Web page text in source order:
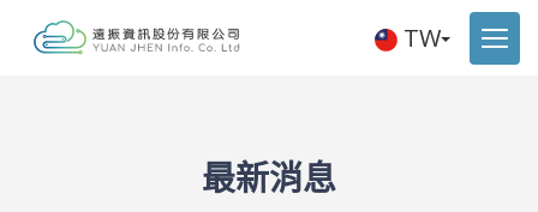
TW
最新消息